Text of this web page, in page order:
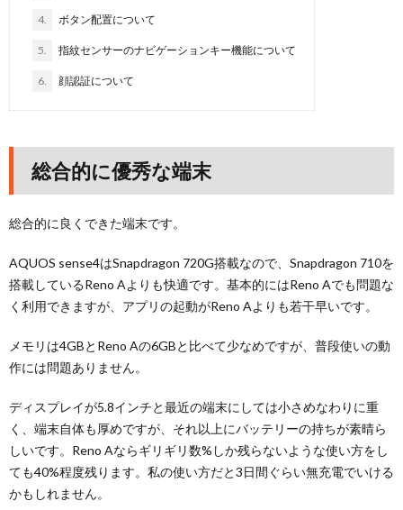
4. ボタン配置について
5. 指紋センサーのナビゲーションキー機能について
6. 顔認証について
総合的に優秀な端末
総合的に良くできた端末です。
AQUOS sense4はSnapdragon 720G搭載なので、Snapdragon 710を
搭載しているReno Aよりも快適です。基本的にはReno Aでも問題な
く利用できますが、アプリの起動がReno Aよりも若干早いです。
メモリは4GBとReno Aの6GBと比べて少なめですが、普段使いの動
作には問題ありません。
ディスプレイが5.8インチと最近の端末にしては小さめなわりに重
く、端末自体も厚めですが、それ以上にバッテリーの持ちが素晴ら
しいです。Reno Aならギリギリ数%しか残らないような使い方をし
ても40%程度残ります。私の使い方だと3日間ぐらい無充電でいける
かもしれません。